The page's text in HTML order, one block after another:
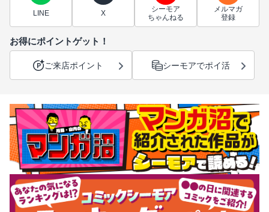
LINE X
シーモア
ちゃんねる
メルマガ
登録
お得にポイントゲット！
ご来店ポイント シーモアでポイ活